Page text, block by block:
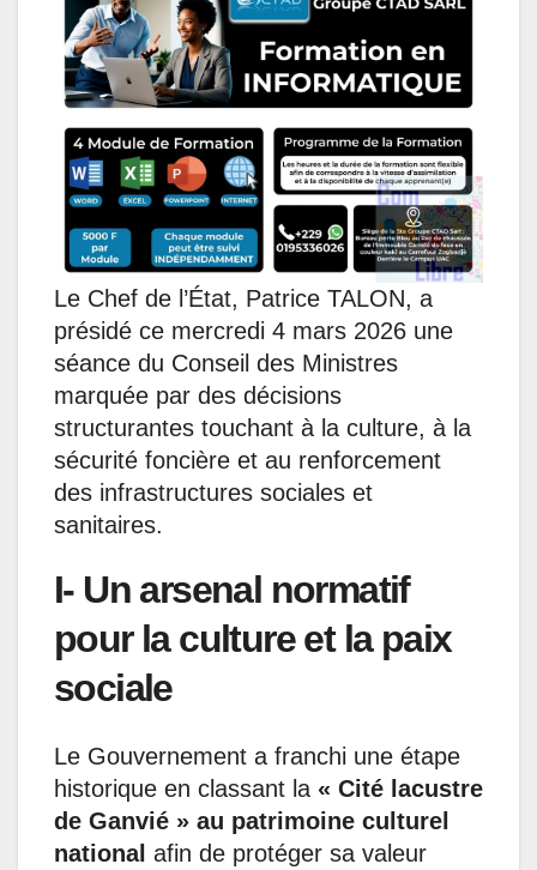
s
A
p
p
b
o
o
k
e
d
I
n
e
n
g
e
r
g
r
a
m
l
Le Chef de l’État, Patrice TALON, a
présidé ce mercredi 4 mars 2026 une
séance du Conseil des Ministres
marquée par des décisions
structurantes touchant à la culture, à la
sécurité foncière et au renforcement
des infrastructures sociales et
sanitaires.
I- Un arsenal normatif
pour la culture et la paix
sociale
Le Gouvernement a franchi une étape
historique en classant la « Cité lacustre
de Ganvié » au patrimoine culturel
national afin de protéger sa valeur